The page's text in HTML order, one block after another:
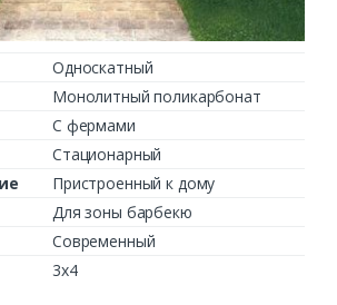
Односкатный
Монолитный поликарбонат
С фермами
Стационарный
Пристроенный к дому
Для зоны барбекю
Современный
3х4